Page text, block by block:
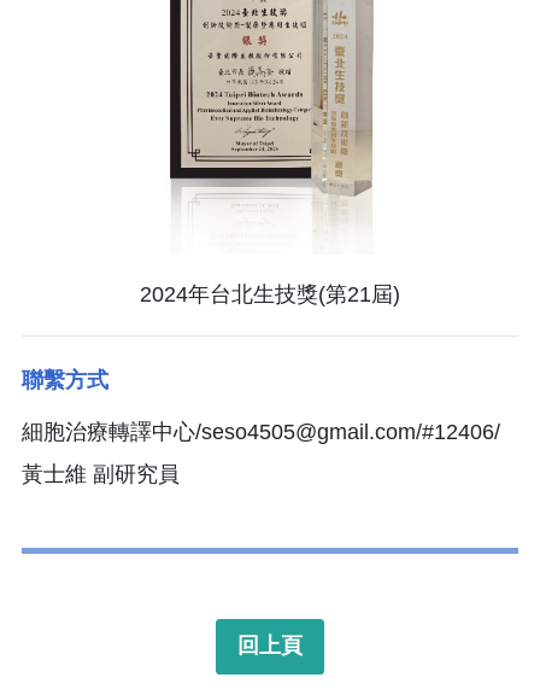
2024年台北生技獎(第21屆)
聯繫方式
細胞治療轉譯中心/seso4505@gmail.com/#12406/
黃士維 副研究員
回上頁